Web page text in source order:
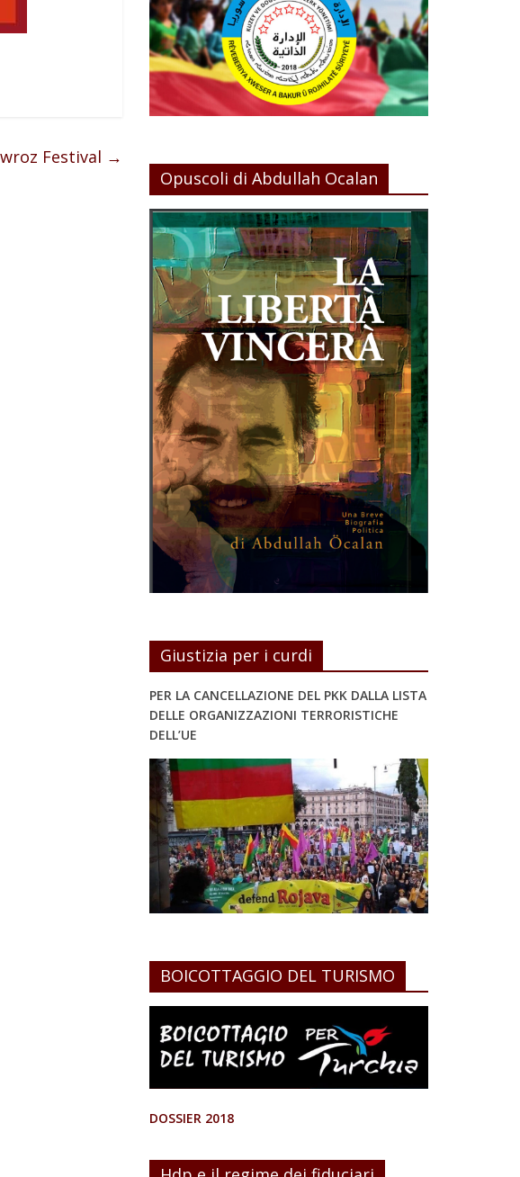
Festival →
Opuscoli di Abdullah Ocalan
Giustizia per i curdi
PER LA CANCELLAZIONE DEL PKK DALLA LISTA
DELLE ORGANIZZAZIONI TERRORISTICHE
DELL’UE
BOICOTTAGGIO DEL TURISMO
DOSSIER 2018